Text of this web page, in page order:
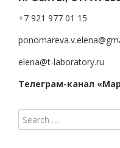
+7 921 977 01 15
elena@t-laboratory.ru
Телеграм-канал